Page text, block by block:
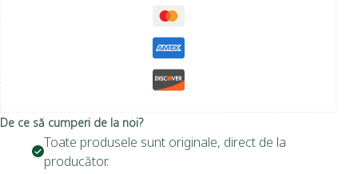
De ce să cumperi de la noi?
Toate produsele sunt originale, direct de la
producător.